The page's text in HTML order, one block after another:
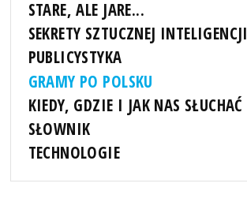
STARE, ALE JARE...
SEKRETY SZTUCZNEJ INTELIGENCJI
PUBLICYSTYKA
GRAMY PO POLSKU
KIEDY, GDZIE I JAK NAS SŁUCHAĆ
SŁOWNIK
TECHNOLOGIE